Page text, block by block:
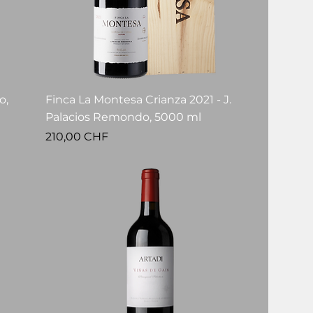
Finca La Montesa Crianza 2021 - J.
Palacios Remondo, 5000 ml
Prezzo
210,00 CHF